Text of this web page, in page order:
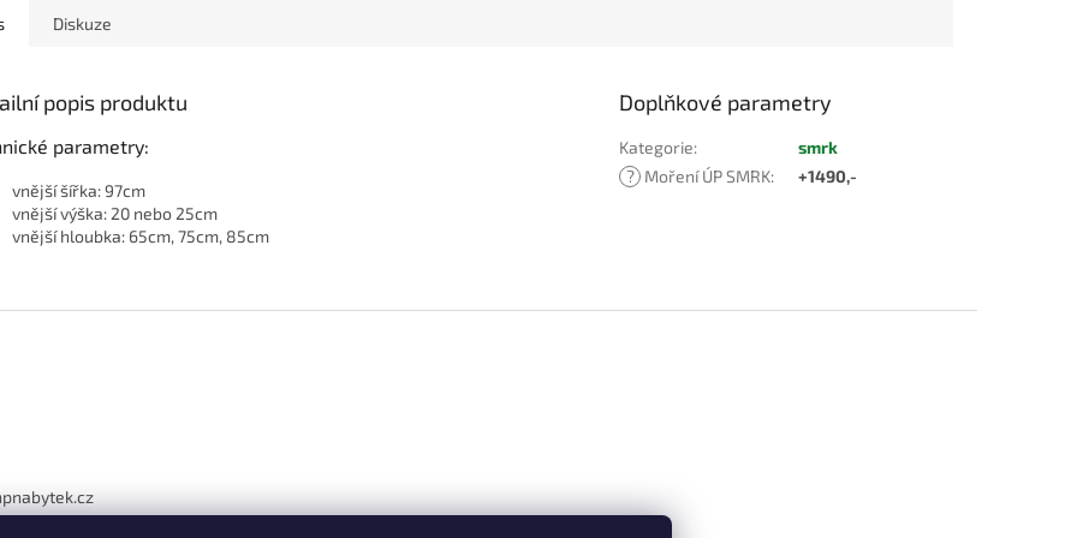
Diskuze
popis produktu
parametry:
vnější šířka: 97cm
vnější výška: 20 nebo 25cm
vnější hloubka: 65cm, 75cm, 85cm
Doplňkové parametry
Kategorie:
smrk
? Moření ÚP SMRK: +1490,-